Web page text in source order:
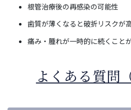
根管治療後の再感染の可能性
歯質が薄くなると破折リスクが
痛み・腫れが一時的に続くこと
よくある質問